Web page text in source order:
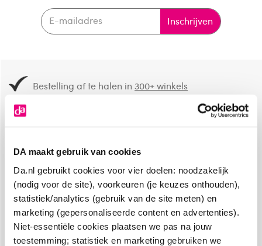
DA maakt gebruik van cookies
Da.nl gebruikt cookies voor vier doelen: noodzakelijk
(nodig voor de site), voorkeuren (je keuzes onthouden),
statistiek/analytics (gebruik van de site meten) en
marketing (gepersonaliseerde content en advertenties).
Niet-essentiële cookies plaatsen we pas na jouw
toestemming; statistiek en marketing gebruiken we
Inschrijven
Bestelling af te halen in300+ winkels
8.6 uit4.106 reviews
Over DA
Klantenservice
Assortiment